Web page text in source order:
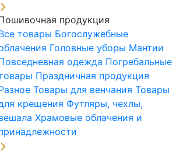
продукция
товары Богослужебные
Головные уборы Мантии
одежда Погребальные
Праздничная продукция
Товары для венчания Товары
крещения Футляры, чехлы,
Храмовые облачения и